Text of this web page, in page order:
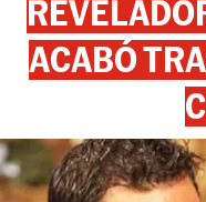
ACABÓ